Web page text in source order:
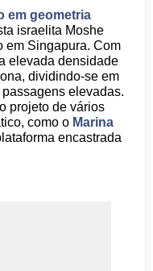
em geometria
israelita Moshe
em Singapura. Com
elevada densidade
dividindo-se em
elevadas.
projeto de vários
como o Marina
encastrada